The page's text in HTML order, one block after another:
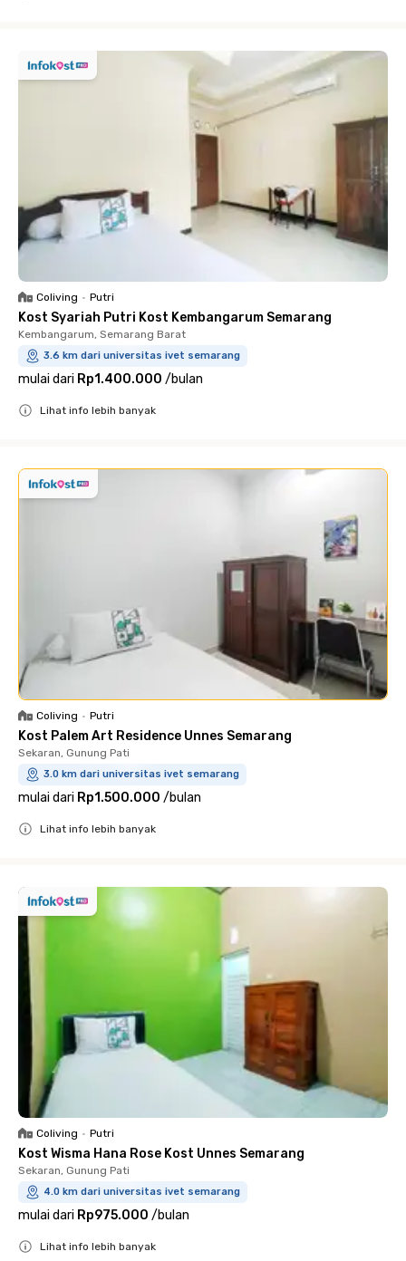
Coliving • Putri
Kost Syariah Putri Kost Kembangarum Semarang
Kembangarum, Semarang Barat
3.6 km dari universitas ivet semarang
mulai dari Rp1.400.000 /bulan
Lihat info lebih banyak
Coliving • Putri
Kost Palem Art Residence Unnes Semarang
Sekaran, Gunung Pati
3.0 km dari universitas ivet semarang
mulai dari Rp1.500.000 /bulan
Lihat info lebih banyak
Coliving • Putri
Kost Wisma Hana Rose Kost Unnes Semarang
Sekaran, Gunung Pati
4.0 km dari universitas ivet semarang
mulai dari Rp975.000 /bulan
Lihat info lebih banyak